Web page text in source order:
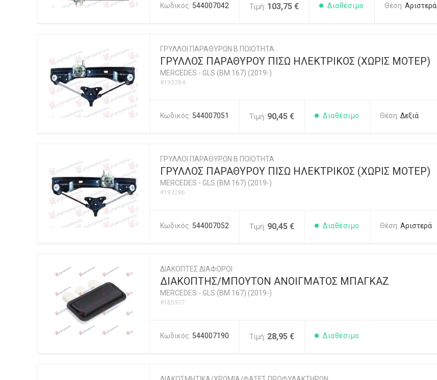
Κωδικός: 544007042 Τιμή: 103,75 € Διαθέσιμο Θέση: Αριστερά
ΓΡΥΛΛΟΙ ΠΑΡΑΘΥΡΩΝ Β ΠΟΙΟΤΗΤΑ
ΓΡΥΛΛΟΣ ΠΑΡΑΘΥΡΟΥ ΠΙΣΩ ΗΛΕΚΤΡΙΚΟΣ (ΧΩΡΙΣ ΜΟΤΕΡ)
MERCEDES - GLS (BM 167) (2019-)
#193284
Κωδικός: 544007051 Τιμή: 90,45 € Διαθέσιμο Θέση: Δεξιά
ΓΡΥΛΛΟΙ ΠΑΡΑΘΥΡΩΝ Β ΠΟΙΟΤΗΤΑ
ΓΡΥΛΛΟΣ ΠΑΡΑΘΥΡΟΥ ΠΙΣΩ ΗΛΕΚΤΡΙΚΟΣ (ΧΩΡΙΣ ΜΟΤΕΡ)
MERCEDES - GLS (BM 167) (2019-)
#193286
Κωδικός: 544007052 Τιμή: 90,45 € Διαθέσιμο Θέση: Αριστερά
ΔΙΑΚΟΠΤΕΣ ΔΙΑΦΟΡΟΙ
ΔΙΑΚΟΠΤΗΣ/ΜΠΟΥΤΟΝ ΑΝΟΙΓΜΑΤΟΣ ΜΠΑΓΚΑΖ
MERCEDES - GLS (BM 167) (2019-)
#185977
Κωδικός: 544007190 Τιμή: 28,95 € Διαθέσιμο